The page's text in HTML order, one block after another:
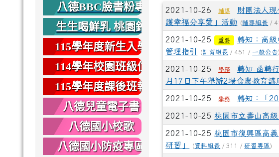
文章列表
2021-10-26 輔導
財團法人
護幸福分享愛」活動
(輔導組長 /
2021-10-25 重要
轉知：高
管理指引
(訓育組長 / 451 / 一般公告)
2021-10-25 學務
轉知-函轉
月17日下午舉辦2場食農教育講
2021-10-25 學務 轉知：「
2021-10-25 桃園市立壽山高
2021-10-25 桃園市復興區高
研習」
(資料組長 / 311 /研習專區)
八德BBC臉書粉專
生生喝鮮乳 桃園鈣
健康
115學年度新生入學
專區
114學年校園班級位
置圖
115學年度課後班報
名
八德兒童電子書
八德國小校歌
八德國小防疫專區